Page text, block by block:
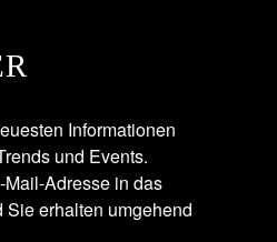
Informationen
und Events.
Adresse in das
erhalten umgehend